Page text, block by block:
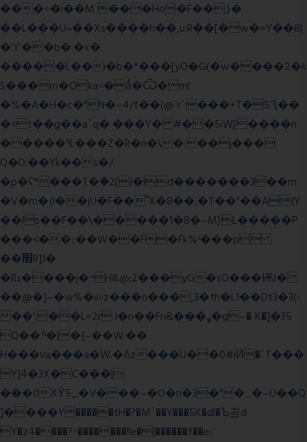
���=�i��M ���Ho�F��;}�
��L���U»��Xs����h��,u:R��[�w�=Y��8|
�'Y'��b�:�x�
�����L��i�b�*���[yO�G(�w����2�k
S���m�Oka<�ǻ�Ѿ�m!
�%�A�H�c�"N�~4/f��(@ʿr`���+T�5Ԇ��
�<t��g��a`q� ���Y� #��5iW[����n
�����'!L���Z�R�n�\�:��j���
Q�D:��Yk��s�/
�p�ʕ*���T�ؘ�2[I�ld�������3��m
�V�m�{I��jU�F��˭X�8��,�T��"��A{Y
��ls��F��\�����1�8�~M}L�����P
���<��:;��W��F�Fk%ʴ���p
��׫R]J�
�Rs����j�^H&@;2���yG�sO���ѬI�
��@�]~�w%�ஸz���n���,3�th�L1��Dt3�3(-
��':��L=2r.I�n��Fn&���ߩ�g~�˴K�]�35
Q��ׯ�|�{~��W:��
H���νa���a�W.�Az���U��0#iӤ�`T���
Y]4�3X�C���|
���0ХΫ5_�V���~�O�n�3�"�_�~U��Q
]����Y�����tH�?�M`��Y���5K�dl�Ъ꼼d
Y�z4����?^�������!le�|������f��e-